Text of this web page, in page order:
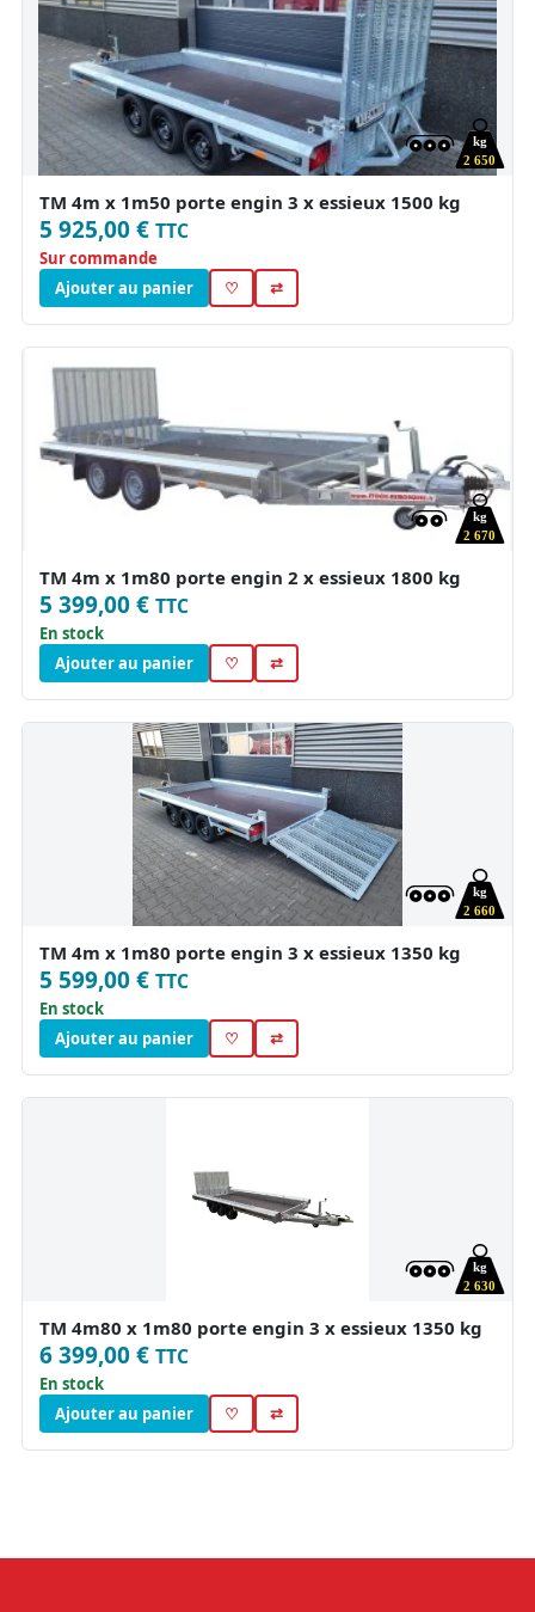
2 650
kg
TM 4m x 1m50 porte engin 3 x essieux 1500 kg
5 925,00 € TTC
Sur commande
Ajouter au panier
♡ ⇄
2 670
kg
TM 4m x 1m80 porte engin 2 x essieux 1800 kg
5 399,00 € TTC
En stock
Ajouter au panier
♡ ⇄
2 660
kg
TM 4m x 1m80 porte engin 3 x essieux 1350 kg
5 599,00 € TTC
En stock
Ajouter au panier
♡ ⇄
2 630
kg
TM 4m80 x 1m80 porte engin 3 x essieux 1350 kg
6 399,00 € TTC
En stock
Ajouter au panier
♡ ⇄